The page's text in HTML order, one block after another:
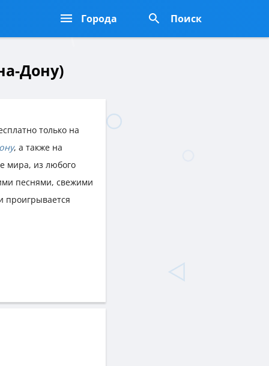
Города Поиск
Дону)
только на
, а также на
мира, из любого
песнями, свежими
проигрывается